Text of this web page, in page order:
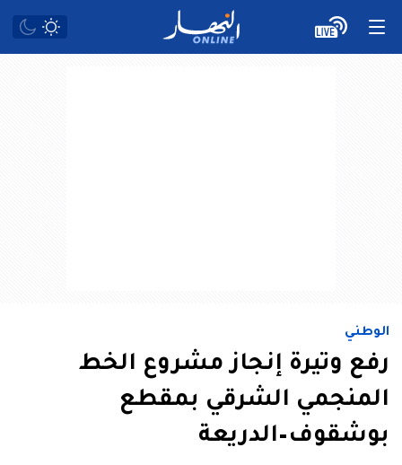
الوطني
رفع وتيرة إنجاز مشروع الخط
المنجمي الشرقي بمقطع
بوشقوف–الدريعة